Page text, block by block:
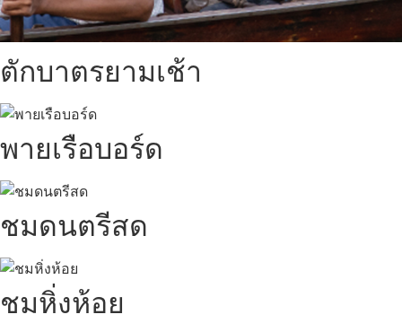
ตักบาตรยามเช้า
พายเรือบอร์ด
ชมดนตรีสด
ชมหิ่งห้อย